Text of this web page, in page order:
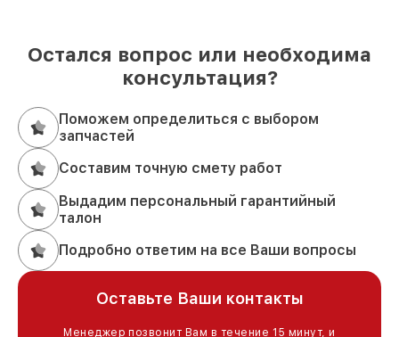
Остался вопрос или необходима
консультация?
Поможем определиться с выбором
запчастей
Составим точную смету работ
Выдадим персональный гарантийный
талон
Подробно ответим на все Ваши вопросы
Оставьте Ваши контакты
Менеджер позвонит Вам в течение 15 минут, и